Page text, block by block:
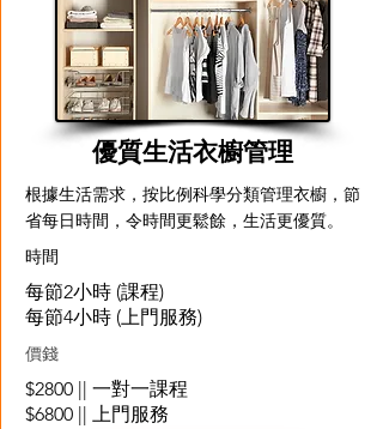
優質生活衣櫥管理
根據生活需求，按比例科學分類管理衣櫥，節
省每日時間，令時間更鬆餘，生活更優質。
​時間
每節2小時 (課程)
每節4小時 (上門服務)
價錢
$2800 || 一對一課程
$6800 || 上門服務